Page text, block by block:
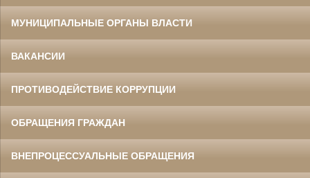
МУНИЦИПАЛЬНЫЕ ОРГАНЫ ВЛАСТИ
ВАКАНСИИ
ПРОТИВОДЕЙСТВИЕ КОРРУПЦИИ
ОБРАЩЕНИЯ ГРАЖДАН
ВНЕПРОЦЕССУАЛЬНЫЕ ОБРАЩЕНИЯ